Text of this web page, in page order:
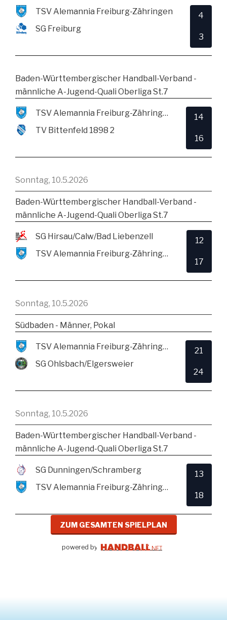
TSV Alemannia Freiburg-Zähringen
SG Freiburg
4
3
Baden-Württembergischer Handball-Verband -
männliche A-Jugend-Quali Oberliga St.7
TSV Alemannia Freiburg-Zähringen
TV Bittenfeld 1898 2
14
16
Sonntag, 10.5.2026
Baden-Württembergischer Handball-Verband -
männliche A-Jugend-Quali Oberliga St.7
SG Hirsau/Calw/Bad Liebenzell
TSV Alemannia Freiburg-Zähringen
12
17
Sonntag, 10.5.2026
Südbaden - Männer, Pokal
TSV Alemannia Freiburg-Zähringen
SG Ohlsbach/Elgersweier
21
24
Sonntag, 10.5.2026
Baden-Württembergischer Handball-Verband -
männliche A-Jugend-Quali Oberliga St.7
SG Dunningen/Schramberg
TSV Alemannia Freiburg-Zähringen
13
18
ZUM GESAMTEN SPIELPLAN
powered by